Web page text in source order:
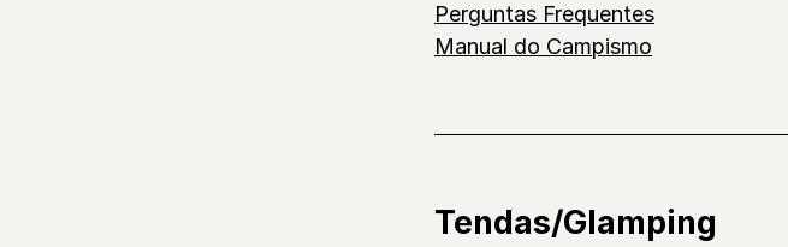
Perguntas Frequentes
Manual do Campismo
Tendas/Glamping